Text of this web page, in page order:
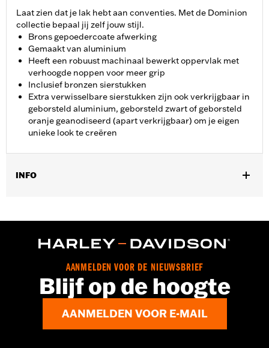
Laat zien dat je lak hebt aan conventies. Met de Dominion
collectie bepaal jij zelf jouw stijl.
Brons gepoedercoate afwerking
Gemaakt van aluminium
Heeft een robuust machinaal bewerkt oppervlak met
verhoogde noppen voor meer grip
Inclusief bronzen sierstukken
Extra verwisselbare sierstukken zijn ook verkrijgbaar in
geborsteld aluminium, geborsteld zwart of geborsteld
oranje geanodiseerd (apart verkrijgbaar) om je eigen
unieke look te creëren
INFO
Installatie-instructies
Apart verkocht:Extra verwisselbare Dominion-sierstukken
Per stuk verkocht: Twee
In de doos:Voetsteunen links en rechts, bronzen sierstukken en
installatie-instructies
AANMELDEN VOOR DE NIEUWSBRIEF
Blijf op de hoogte
AANMELDEN VOOR E-MAIL